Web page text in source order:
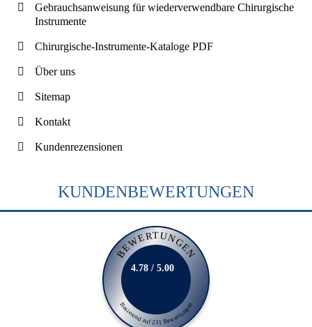
Gebrauchsanweisung für wiederverwendbare Chirurgische
Instrumente
Chirurgische-Instrumente-Kataloge PDF
Über uns
Sitemap
Kontakt
Kundenrezensionen
KUNDENBEWERTUNGEN
BEWERTUNGEN
Basierend auf 231 Bewertungen
4.78 / 5.00